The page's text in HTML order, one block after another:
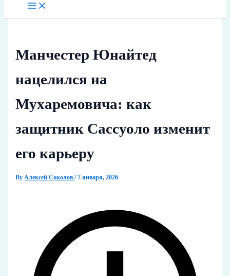
Манчестер Юнайтед
нацелился на
Мухаремовича: как
защитник Сассуоло изменит
его карьеру
ByАлексей Соколов/7 января, 2026